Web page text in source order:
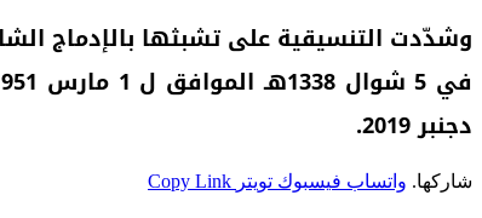
دجنبر 2019.
شاركها. واتساب فيسبوك تويتر Copy Link